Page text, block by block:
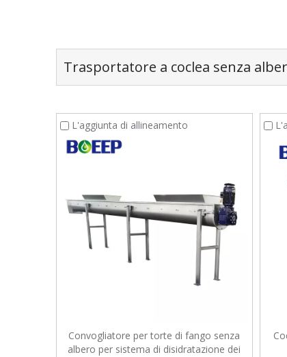
Trasportatore a coclea senza
L'aggiunta di allineamento
Convogliatore per torte di fango senza
albero per sistema di disidratazione dei